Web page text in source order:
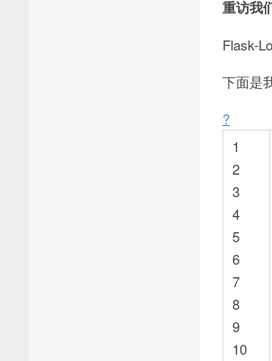
重访我
Flask-
下面是
?
1
2
3
4
5
6
7
8
9
10